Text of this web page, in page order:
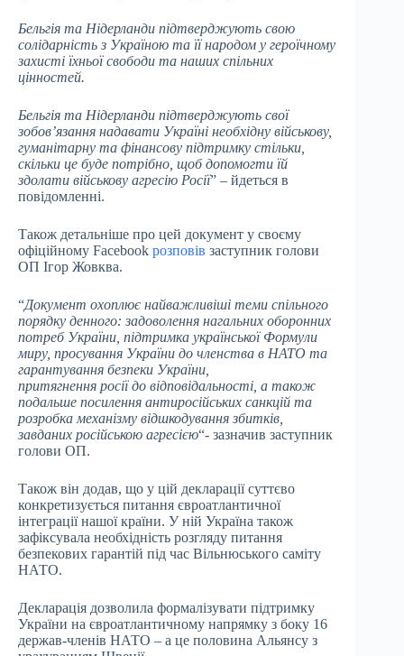
Бельгія та Нідерланди підтверджують свою
солідарність з Україною та її народом у героїчному
захисті їхньої свободи та наших спільних
цінностей.
Бельгія та Нідерланди підтверджують свої
зобов’язання надавати Україні необхідну військову,
гуманітарну та фінансову підтримку стільки,
скільки це буде потрібно, щоб допомогти їй
здолати військову агресію Росії” – йдеться в
повідомленні.
Також детальніше про цей документ у своєму
офіційному Facebook розповів заступник голови
ОП Ігор Жовква.
“Документ охоплює найважливіші теми спільного
порядку денного: задоволення нагальних оборонних
потреб України, підтримка української Формули
миру, просування України до членства в НАТО та
гарантування безпеки України,
притягнення росії до відповідальності, а також
подальше посилення антиросійських санкцій та
розробка механізму відшкодування збитків,
завданих російською агресією“- зазначив заступник
голови ОП.
Також він додав, що у цій декларації суттєво
конкретизується питання євроатлантичної
інтеграції нашої країни. У ній Україна також
зафіксувала необхідність розгляду питання
безпекових гарантій під час Вільнюського саміту
НАТО.
Декларація дозволила формалізувати підтримку
України на євроатлантичному напрямку з боку 16
держав-членів НАТО – а це половина Альянсу з